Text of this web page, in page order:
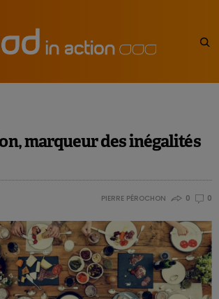
marqueur des inégalités
PIERRE PÉROCHON 0 0